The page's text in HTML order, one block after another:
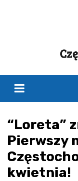
“Loreta”
Pierwszy
kwietnia!